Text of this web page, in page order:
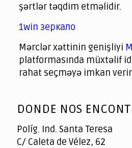
şərtlər təqdim etməlidir.
1win зеркало
Mərclər xəttinin genişliyi
platformasında müxtəlif
rahat seçməyə imkan
of
DONDE NOS
Políg. Ind. Santa Teresa
C/ Caleta de Vélez, 62